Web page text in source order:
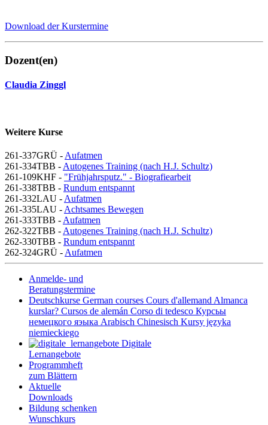
Download der Kurstermine
Dozent(en)
Claudia Zinggl
Weitere Kurse
261-337GRÜ - Aufatmen
261-334TBB - Autogenes Training (nach H.J. Schultz)
261-109KHF - "Frühjahrsputz." - Biografiearbeit
261-338TBB - Rundum entspannt
261-332LAU - Aufatmen
261-335LAU - Achtsames Bewegen
261-333TBB - Aufatmen
262-322TBB - Autogenes Training (nach H.J. Schultz)
262-330TBB - Rundum entspannt
262-324GRÜ - Aufatmen
Anmelde- und
Beratungstermine
Deutschkurse German courses Cours d'allemand Almanca
kurslar? Cursos de alemán Corso di tedesco Курсьы
немецкого яэыка Arabisch Chinesisch Kursy języka
niemieckiego
Digitale
Lernangebote
Programmheft
zum Blättern
Aktuelle
Downloads
Bildung schenken
Wunschkurs